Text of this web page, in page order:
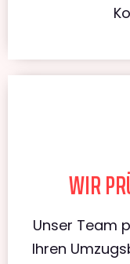
WIR
Unser Team
Ihren